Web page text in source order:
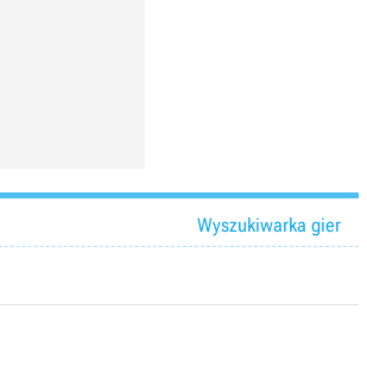
Wyszukiwarka gier